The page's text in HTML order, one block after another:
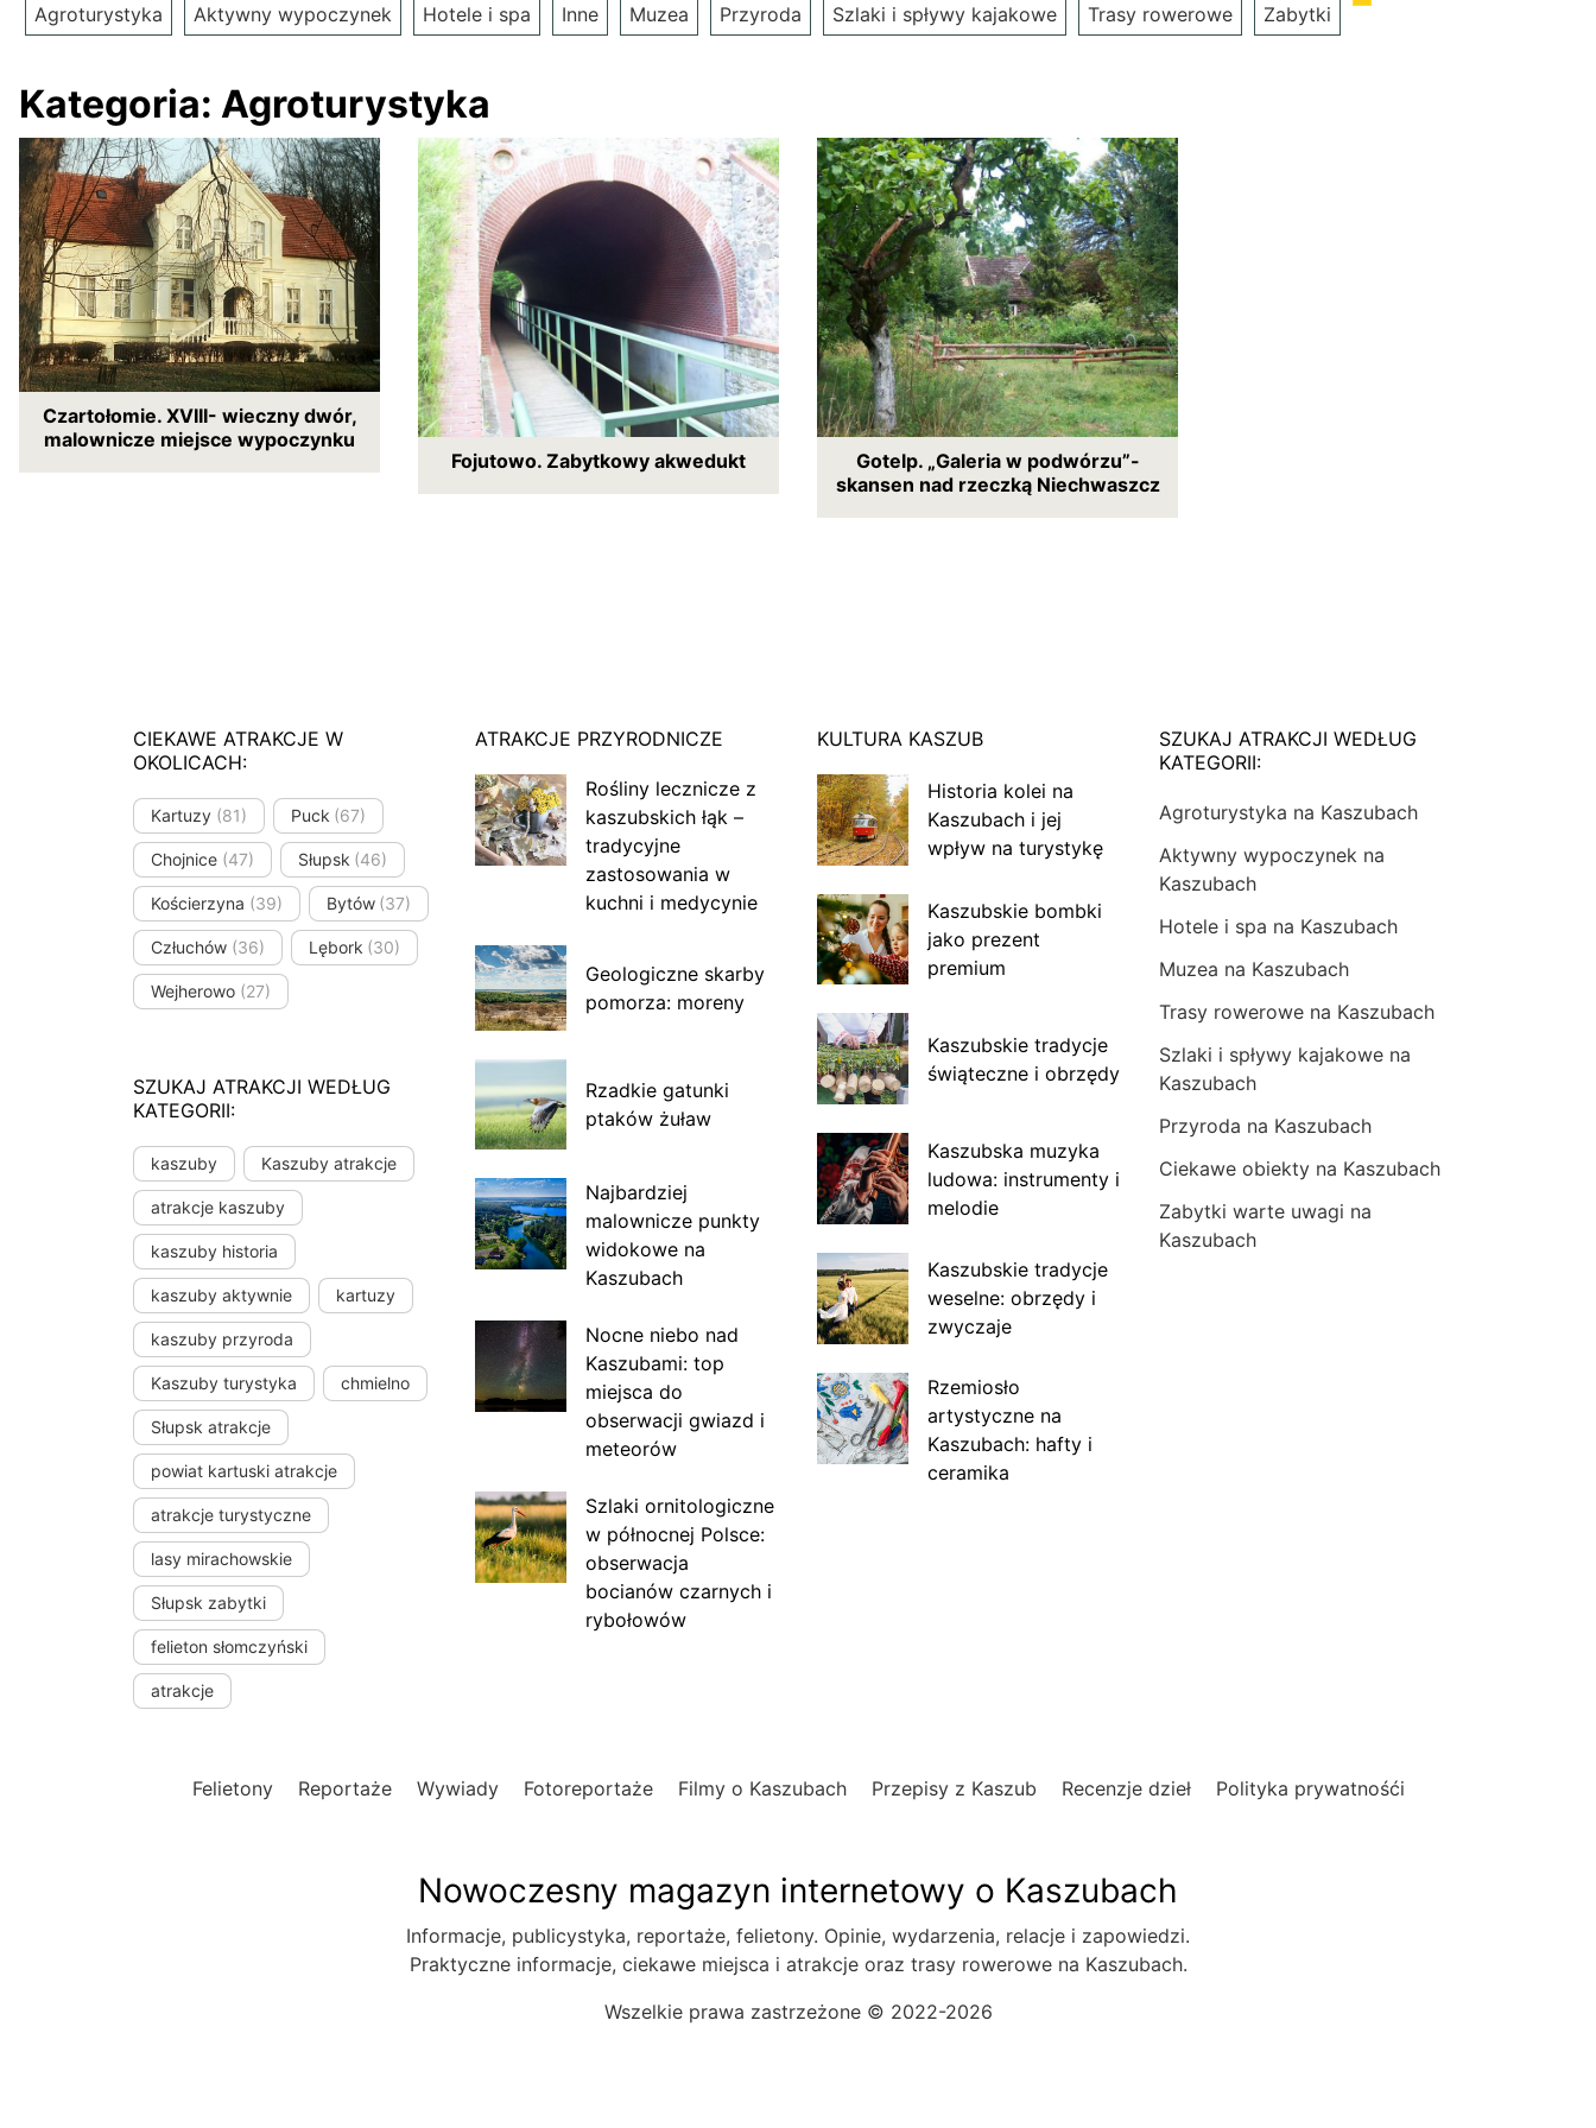
Agroturystyka Aktywny wypoczynek Hotele i spa Inne Muzea Przyroda Szlaki i spływy kajakowe Trasy rowerowe Zabytki
Kategoria: Agroturystyka
Czartołomie. XVIII- wieczny dwór,
malownicze miejsce wypoczynku
Fojutowo. Zabytkowy akwedukt
Gotelp. „Galeria w podwórzu”-
skansen nad rzeczką Niechwaszcz
CIEKAWE ATRAKCJE W
OKOLICACH:
Kartuzy (81) Puck (67)
Chojnice (47) Słupsk (46)
Kościerzyna (39) Bytów (37)
Człuchów (36) Lębork (30)
Wejherowo (27)
SZUKAJ ATRAKCJI WEDŁUG
KATEGORII:
kaszuby Kaszuby atrakcje
atrakcje kaszuby
kaszuby historia
kaszuby aktywnie kartuzy
kaszuby przyroda
Kaszuby turystyka chmielno
Słupsk atrakcje
powiat kartuski atrakcje
atrakcje turystyczne
lasy mirachowskie
Słupsk zabytki
felieton słomczyński
atrakcje
ATRAKCJE PRZYRODNICZE
Rośliny lecznicze z
kaszubskich łąk –
tradycyjne
zastosowania w
kuchni i medycynie
Geologiczne skarby
pomorza: moreny
Rzadkie gatunki
ptaków żuław
Najbardziej
malownicze punkty
widokowe na
Kaszubach
Nocne niebo nad
Kaszubami: top
miejsca do
obserwacji gwiazd i
meteorów
Szlaki ornitologiczne
w północnej Polsce:
obserwacja
bocianów czarnych i
rybołowów
KULTURA KASZUB
Historia kolei na
Kaszubach i jej
wpływ na turystykę
Kaszubskie bombki
jako prezent
premium
Kaszubskie tradycje
świąteczne i obrzędy
Kaszubska muzyka
ludowa: instrumenty i
melodie
Kaszubskie tradycje
weselne: obrzędy i
zwyczaje
Rzemiosło
artystyczne na
Kaszubach: hafty i
ceramika
SZUKAJ ATRAKCJI WEDŁUG
KATEGORII:
Agroturystyka na Kaszubach
Aktywny wypoczynek na
Kaszubach
Hotele i spa na Kaszubach
Muzea na Kaszubach
Trasy rowerowe na Kaszubach
Szlaki i spływy kajakowe na
Kaszubach
Przyroda na Kaszubach
Ciekawe obiekty na Kaszubach
Zabytki warte uwagi na
Kaszubach
Felietony Reportaże Wywiady Fotoreportaże Filmy o Kaszubach Przepisy z Kaszub Recenzje dzieł Polityka prywatnośći
Nowoczesny magazyn internetowy o Kaszubach
Informacje, publicystyka, reportaże, felietony. Opinie, wydarzenia, relacje i zapowiedzi.
Praktyczne informacje, ciekawe miejsca i atrakcje oraz trasy rowerowe na Kaszubach.
Wszelkie prawa zastrzeżone © 2022-2026